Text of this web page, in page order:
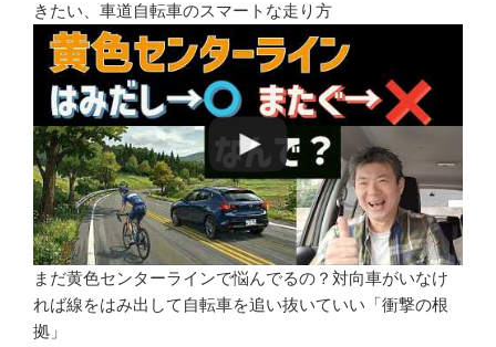
きたい、車道自転車のスマートな走り方
まだ黄色センターラインで悩んでるの？対向車がいなけ
れば線をはみ出して自転車を追い抜いていい「衝撃の根
拠」